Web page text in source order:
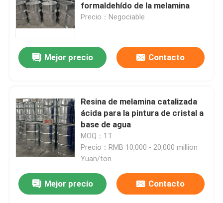
Sobre nosotros
Contacto
noticias
Solicitar una cotización
formaldehído de la melamina
Precio：Negociable
Mejor precio Contacto
Resina de melamina catalizada
ácida para la pintura de cristal a
base de agua
MOQ：1T
Precio：RMB 10,000 - 20,000 million
Yuan/ton
Mejor precio Contacto